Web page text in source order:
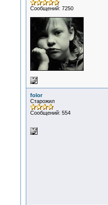
Сообщений: 7250
folor
Старожил
Сообщений: 554